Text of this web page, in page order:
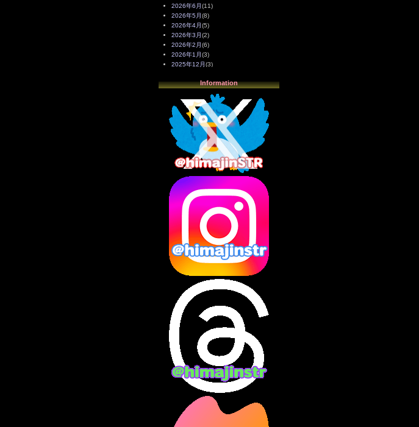
2026年6月(11)
2026年5月(8)
2026年4月(5)
2026年3月(2)
2026年2月(6)
2026年1月(3)
2025年12月(3)
2025年10月(3)
2025年8月 (3)
2025年7月(2)
2025年6月(1)
2025年5月
(7)
2025年4月(2)
2025年3月 (8)
2025年2月(10)
2025年1月
2024年12月
2024年11月(13)
2024年10月
2024年9月 (14)
2024年8月 (13)
2024年7月
(7)
2024年6月(10)
2024年5月(12)
2024年4月(15)
2024年3月
2024年1月
2023年12月
2023年11月 (4)
2023年10月
(3)
2023年9月
2023年8月(12)
2023年7月
(14)
2023年6月
2023年5月
(5)
2023年4月(6)
2023年3月
(3)
2023年1月
2022年12月
2022年11月
Information